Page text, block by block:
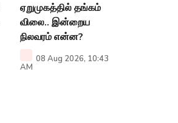
ஏறுமுகத்தில் தங்கம்
விலை.. இன்றைய
நிலவரம் என்ன?
08 Aug 2026, 10:43
AM